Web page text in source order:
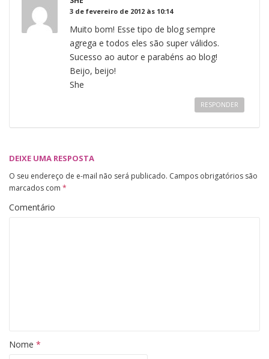
3 de fevereiro de 2012 às 10:14
Muito bom! Esse tipo de blog sempre
agrega e todos eles são super válidos.
Sucesso ao autor e parabéns ao blog!
Beijo, beijo!
She
RESPONDER
DEIXE UMA RESPOSTA
O seu endereço de e-mail não será publicado. Campos obrigatórios são
marcados com *
Comentário
Nome *